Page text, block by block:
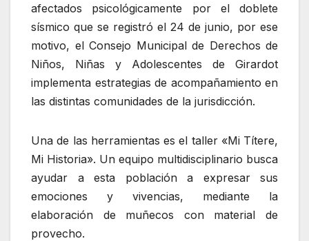
afectados psicológicamente por el doblete
sísmico que se registró el 24 de junio, por ese
motivo, el Consejo Municipal de Derechos de
Niños, Niñas y Adolescentes de Girardot
implementa estrategias de acompañamiento en
las distintas comunidades de la jurisdicción.
‎Una de las herramientas es el taller «Mi Títere,
Mi Historia». Un equipo multidisciplinario busca
ayudar a esta población a expresar sus
emociones y vivencias, mediante la
elaboración de muñecos con material de
provecho.